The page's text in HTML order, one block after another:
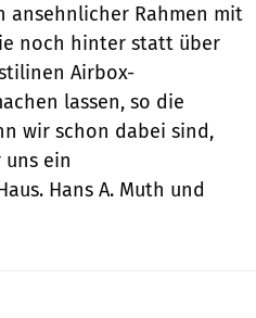
ansehnlicher Rahmen mit
noch hinter statt über
Airbox-
lassen, so die
wir schon dabei sind,
ein
Hans A. Muth und